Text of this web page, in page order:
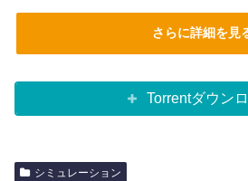
さらに詳細を見
Torrentダウン
シミュレーション